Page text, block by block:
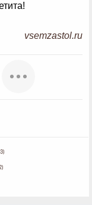
vsemzastol.ru